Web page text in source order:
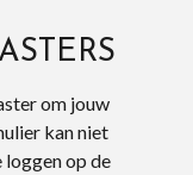
om jouw
kan niet
op de